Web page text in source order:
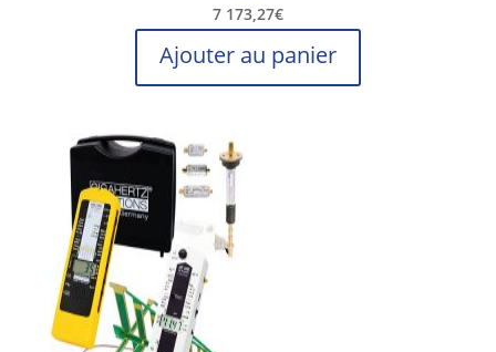
7 173,27€
Ajouter au panier